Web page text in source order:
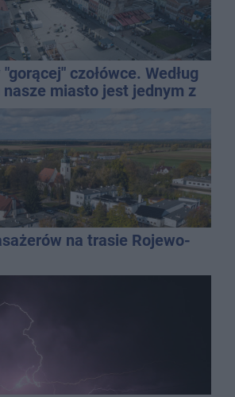
czołówce. Według
miasto jest jednym z
na upały
na trasie Rojewo-